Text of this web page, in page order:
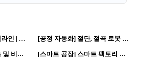
[공정 자동화] 고압세척라인 | 제조혁신 · 자동화 공정 [공정 자동화] 절단, 절곡 로봇 자동화 | 로봇활용 · 자동화 공정
[공정 자동화] 알루미늄 및 비철금속, 목재 컷팅 콘베어 | 제조혁신 · 자동화 공정
58 0
[스마트 공장] 스마트 팩토리 물류창고 | 로봇활용 · 자율형 공장
166 0